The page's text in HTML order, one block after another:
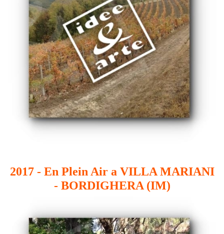
2017 - En Plein Air a VILLA MARIANI
- BORDIGHERA (IM)